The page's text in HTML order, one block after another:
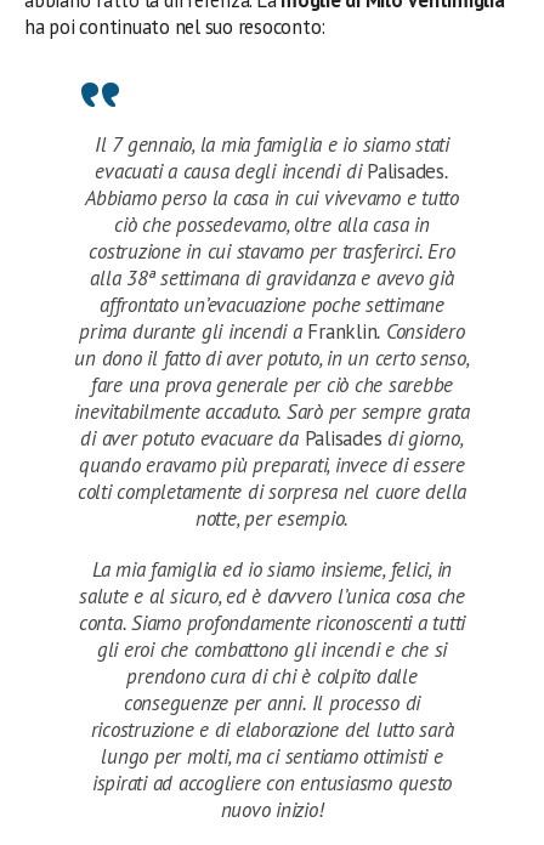
ha poi continuato nel suo resoconto:
Il 7 gennaio, la mia famiglia e io siamo stati
evacuati a causa degli incendi diPalisades.
Abbiamo perso la casa in cui vivevamo e tutto
ciò che possedevamo, oltre alla casa in
costruzione in cui stavamo per trasferirci. Ero
alla 38ª settimana di gravidanza e avevo già
affrontato un’evacuazione poche settimane
prima durante gli incendi a Franklin. Considero
un dono il fatto di aver potuto, in un certo senso,
fare una prova generale per ciò che sarebbe
inevitabilmente accaduto. Sarò per sempre grata
di aver potuto evacuare da Palisades di giorno,
quando eravamo più preparati, invece di essere
colti completamente di sorpresa nel cuore della
notte, per esempio.
La mia famiglia ed io siamo insieme, felici, in
salute e al sicuro, ed è davvero l’unica cosa che
conta. Siamo profondamente riconoscenti a tutti
gli eroi che combattono gli incendi e che si
prendono cura di chi è colpito dalle
conseguenze per anni. Il processo di
ricostruzione e di elaborazione del lutto sarà
lungo per molti, ma ci sentiamo ottimisti e
ispirati ad accogliere con entusiasmo questo
nuovo inizio!